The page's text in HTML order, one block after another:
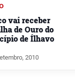
vai receber
de Ouro do
de Ílhavo
2010